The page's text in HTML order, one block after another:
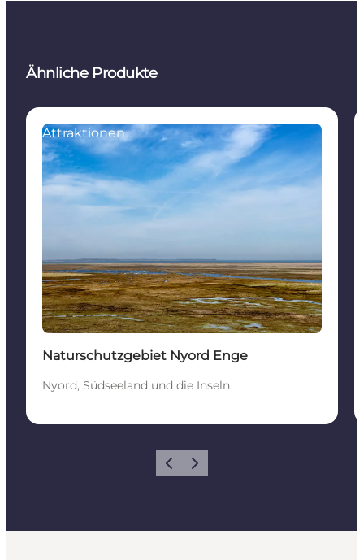
Ähnliche Produkte
Attraktionen
Naturschutzgebiet Nyord Enge
Nyord, Südseeland und die Inseln
ZurückWeiter